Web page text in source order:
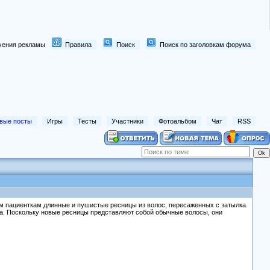
рекламы Правила Поиск Поиск по заголовкам форума
посты Игры Тесты Участники Фотоальбом Чат RSS
пациенткам длинные и пушистые ресницы из волос, пересаженных с затылка.
Поскольку новые ресницы представляют собой обычные волосы, они